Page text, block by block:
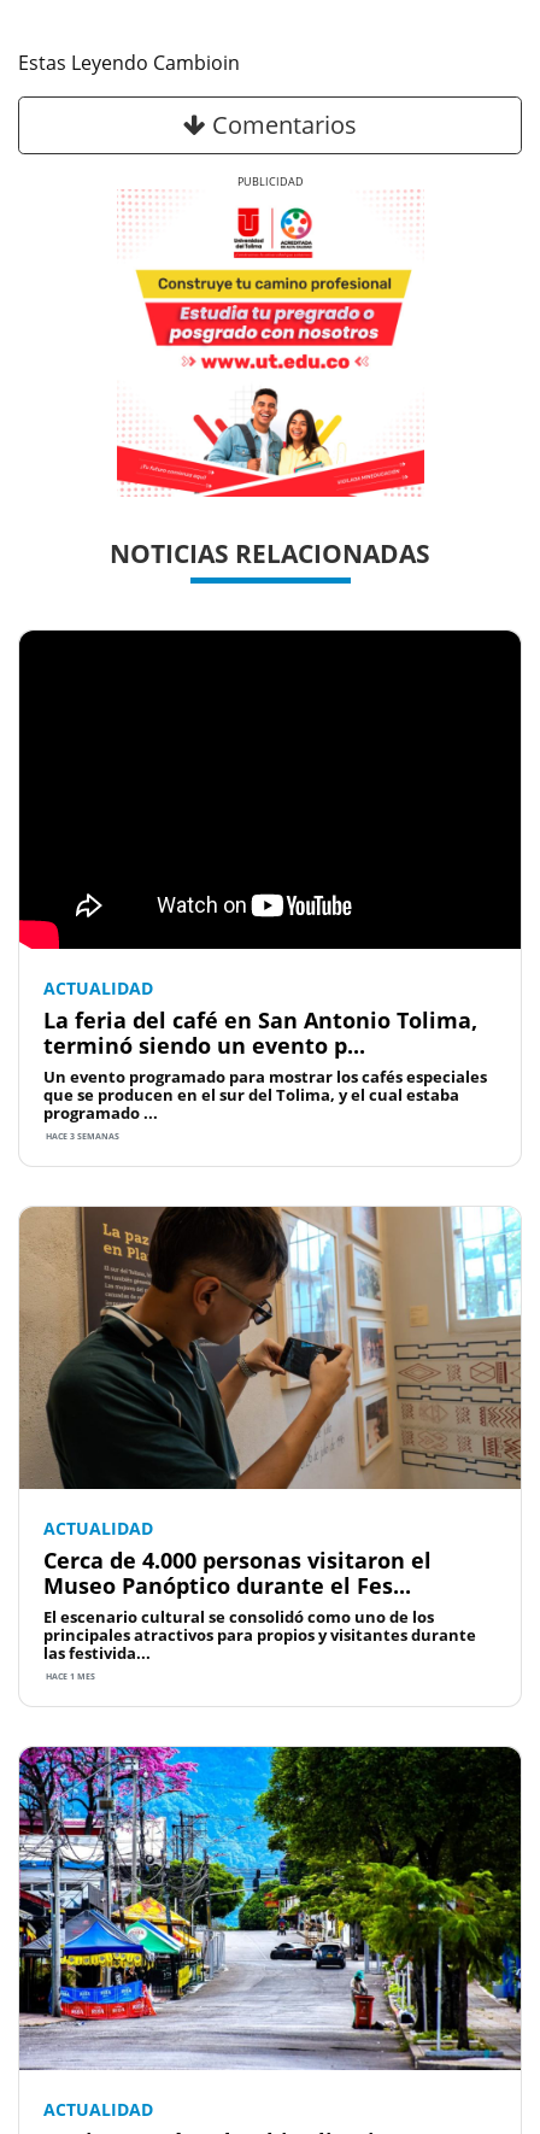
Estas Leyendo Cambioin
Comentarios
NOTICIAS RELACIONADAS
ACTUALIDAD
La feria del café en San Antonio Tolima,
terminó siendo un evento p...
Un evento programado para mostrar los cafés especiales
que se producen en el sur del Tolima, y el cual estaba
programado ...
HACE 3 SEMANAS
ACTUALIDAD
Cerca de 4.000 personas visitaron el
Museo Panóptico durante el Fes...
El escenario cultural se consolidó como uno de los
principales atractivos para propios y visitantes durante
las festivida...
HACE 1 MES
ACTUALIDAD